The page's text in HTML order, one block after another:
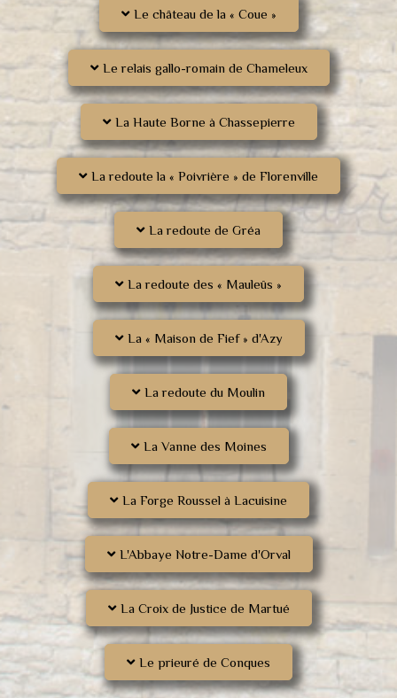
Le château de la « Coue »
Le relais gallo-romain de Chameleux
La Haute Borne à Chassepierre
La redoute la « Poivrière » de Florenville
La redoute de Gréa
La redoute des « Mauleûs »
La « Maison de Fief » d'Azy
La redoute du Moulin
La Vanne des Moines
La Forge Roussel à Lacuisine
L'Abbaye Notre-Dame d'Orval
La Croix de Justice de Martué
Le prieuré de Conques